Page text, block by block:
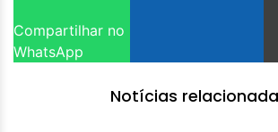
Compartilhar no
WhatsApp
Notícias